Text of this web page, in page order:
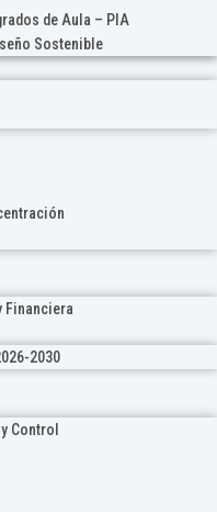
de Aula – PIA
Sostenible
2030
Control